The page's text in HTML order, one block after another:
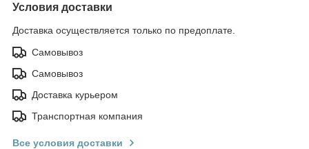
Условия доставки
Доставка осуществляется только по предоплате.
Самовывоз
Самовывоз
Доставка курьером
Транспортная компания
Все условия доставки